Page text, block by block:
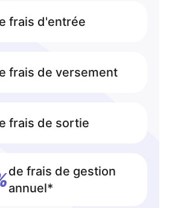
frais d'entrée
frais de versement
frais de sortie
de frais de gestion
annuel*